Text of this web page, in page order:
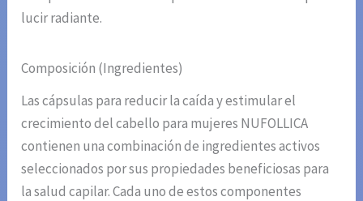
lucir radiante.
Composición (Ingredientes)
Las cápsulas para reducir la caída y estimular el
crecimiento del cabello para mujeres NUFOLLICA
contienen una combinación de ingredientes activos
seleccionados por sus propiedades beneficiosas para
la salud capilar. Cada uno de estos componentes